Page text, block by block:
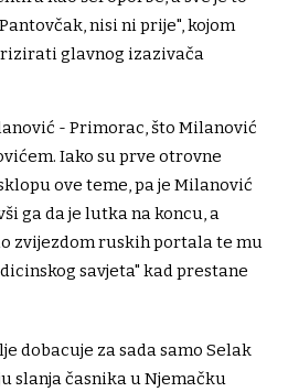
nisi ni prije", kojom
glavnog izazivača
- Primorac, što Milanović
Iako su prve otrovne
ove teme, pa je Milanović
ga da je lutka na koncu, a
zvijezdom ruskih portala te mu
savjeta" kad prestane
dobacuje za sada samo Selak
slanja časnika u Njemačku